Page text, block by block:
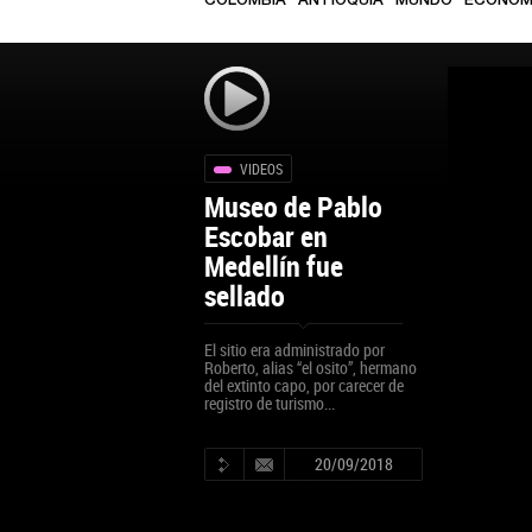
VIDEOS
Museo de Pablo
Escobar en
Medellín fue
sellado
El sitio era administrado por
Roberto, alias “el osito”, hermano
del extinto capo, por carecer de
registro de turismo...
20/09/2018